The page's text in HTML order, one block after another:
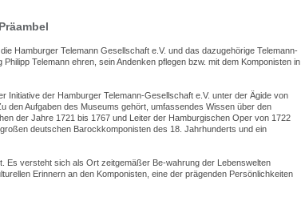
Präambel
Hamburger Telemann Gesellschaft e.V. und das dazugehörige Telemann-
Telemann ehren, sein Andenken pflegen bzw. mit dem Komponisten in
Initiative der Hamburger Telemann-Gesellschaft e.V. unter der Ägide von
den Aufgaben des Museums gehört, umfassendes Wissen über den
der Jahre 1721 bis 1767 und Leiter der Hamburgischen Oper von 1722
deutschen Barockkomponisten des 18. Jahrhunderts und ein
Es versteht sich als Ort zeitgemäßer Be-wahrung der Lebenswelten
Erinnern an den Komponisten, eine der prägenden Persönlichkeiten